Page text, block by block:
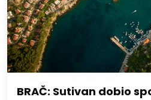
BRAČ: Sutivan dobio